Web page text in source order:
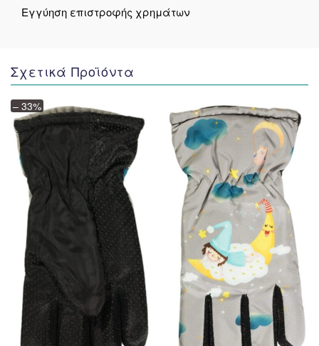
Εγγύηση επιστροφής χρημάτων
Σχετικά Προϊόντα
– 33%